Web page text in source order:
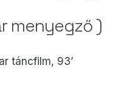
menyegző )
táncfilm, 93’